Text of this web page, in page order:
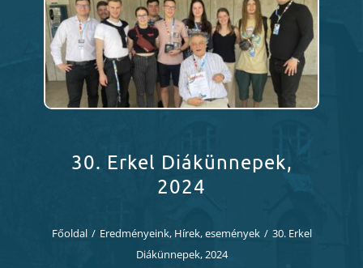
Iskolánk
Munkatársaink
Diákjaink30. Erkel Diákünnepek,
2024
Főoldal / Eredményeink, Hírek, események / 30. Erkel
Diákünnepek, 2024